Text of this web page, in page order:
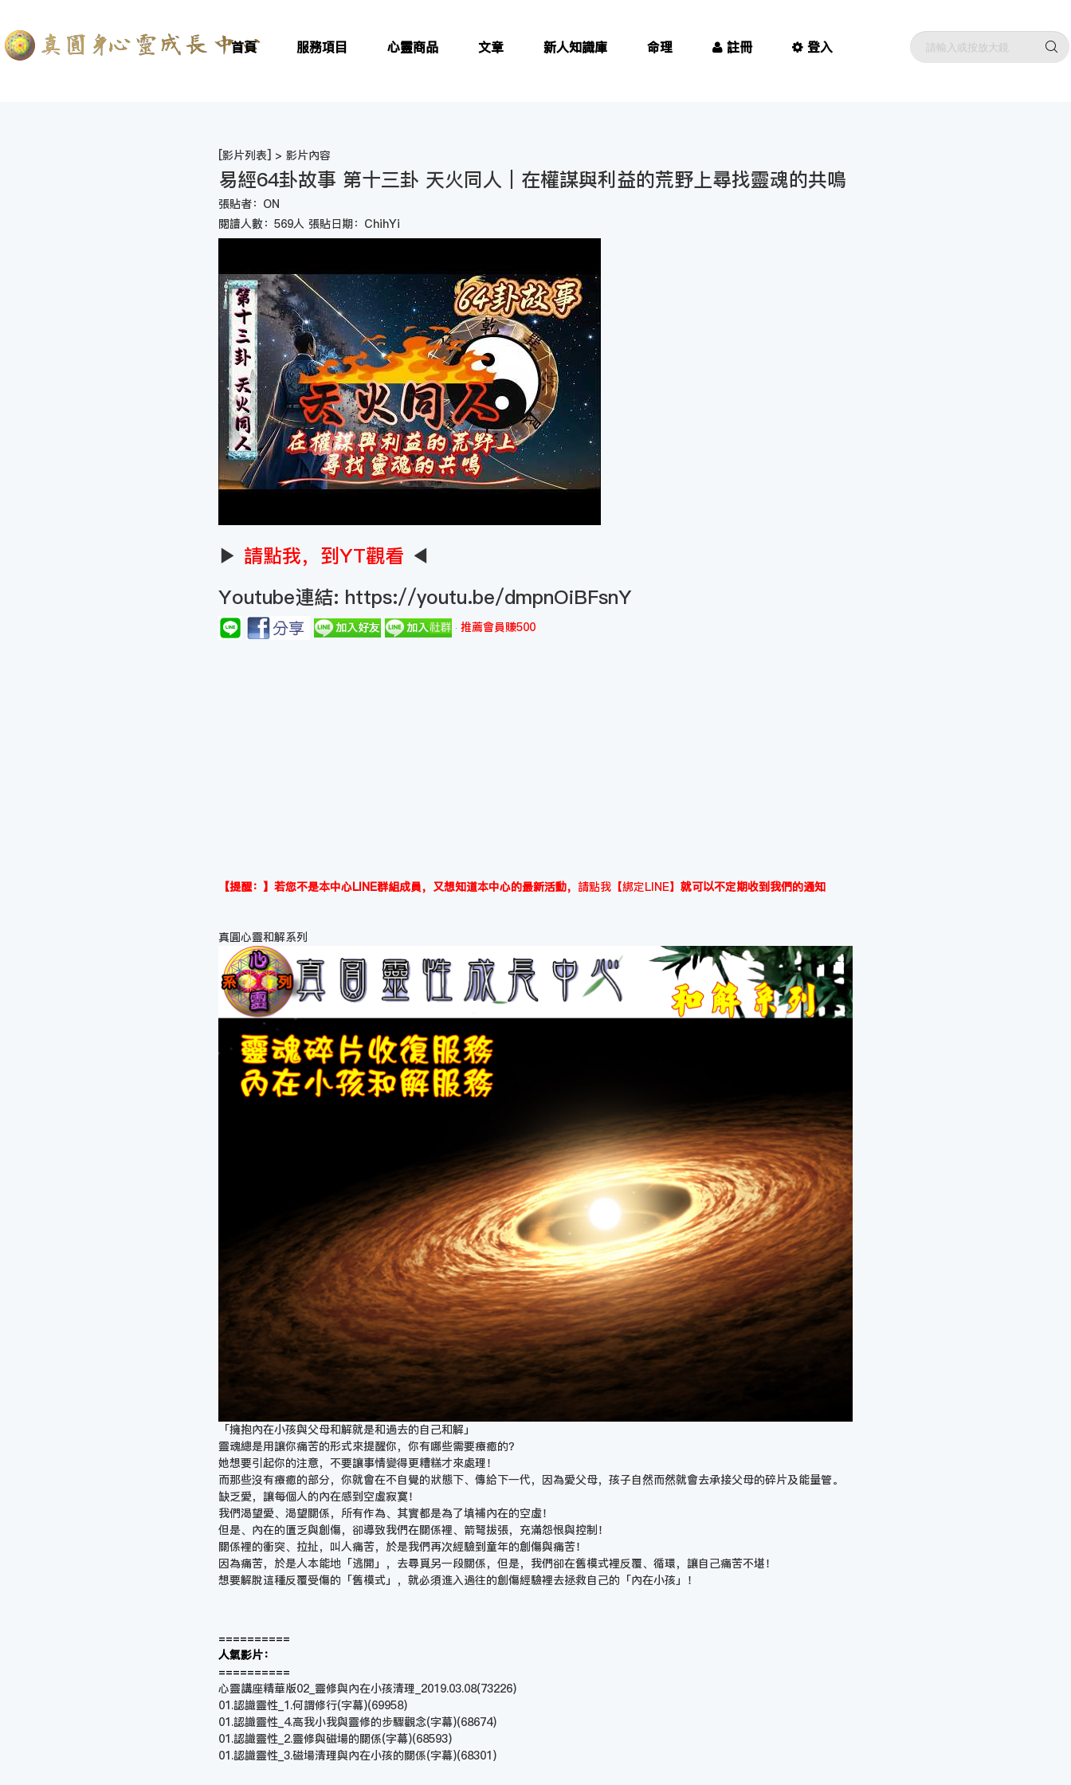
首頁 服務項目 心靈商品 文章 新人知識庫 命理 註冊 登入
[影片列表] > 影片內容
易經64卦故事 第十三卦 天火同人｜在權謀與利益的荒野上尋找靈魂的共鳴
張貼者：ON
閱讀人數：569人 張貼日期：ChihYi
▶ 請點我，到YT觀看 ◀
Youtube連結: https://youtu.be/dmpnOiBFsnY
推薦會員賺500
【提醒：】若您不是本中心LINE群組成員，又想知道本中心的最新活動， 請點我【綁定LINE】 就可以不定期收到我們的通知
真圓心靈和解系列
「擁抱內在小孩與父母和解就是和過去的自己和解」
靈魂總是用讓你痛苦的形式來提醒你，你有哪些需要療癒的？
她想要引起你的注意，不要讓事情變得更糟糕才來處理！
而那些沒有療癒的部分，你就會在不自覺的狀態下、傳給下一代，因為愛父母，孩子自然而然就會去承接父母的碎片及能量管。
缺乏愛，讓每個人的內在感到空虛寂寞！
我們渴望愛、渴望關係，所有作為、其實都是為了填補內在的空虛！
但是、內在的匱乏與創傷，卻導致我們在關係裡、箭弩拔張，充滿怨恨與控制！
關係裡的衝突、拉扯，叫人痛苦，於是我們再次經驗到童年的創傷與痛苦！
因為痛苦，於是人本能地「逃開」，去尋覓另一段關係，但是，我們卻在舊模式裡反覆、循環，讓自己痛苦不堪！
想要解脫這種反覆受傷的「舊模式」，就必須進入過往的創傷經驗裡去拯救自己的「內在小孩」！
==========
人氣影片：
==========
心靈講座精華版02_靈修與內在小孩清理_2019.03.08(73226)
01.認識靈性_1.何謂修行(字幕)(69958)
01.認識靈性_4.高我小我與靈修的步驟觀念(字幕)(68674)
01.認識靈性_2.靈修與磁場的關係(字幕)(68593)
01.認識靈性_3.磁場清理與內在小孩的關係(字幕)(68301)